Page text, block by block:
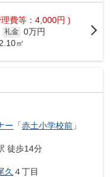
費等：4,000円 )
礼金 0万円
㎡
ー 「赤土小学校前 」
徒歩14分
久 ４丁目